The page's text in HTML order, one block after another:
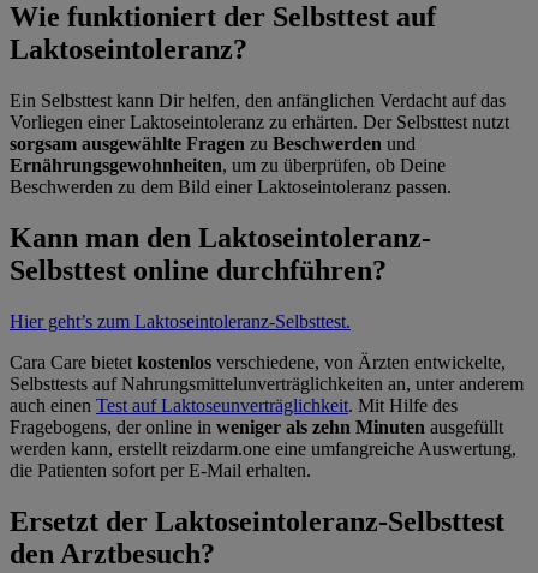
Wie funktioniert der Selbsttest auf
Laktoseintoleranz?
Ein Selbsttest kann Dir helfen, den anfänglichen Verdacht auf das
Vorliegen einer Laktoseintoleranz zu erhärten. Der Selbsttest nutzt
sorgsam ausgewählte Fragen zu Beschwerden und
Ernährungsgewohnheiten, um zu überprüfen, ob Deine
Beschwerden zu dem Bild einer Laktoseintoleranz passen.
Kann man den Laktoseintoleranz-
Selbsttest online durchführen?
Hier geht’s zum Laktoseintoleranz-Selbsttest.
Cara Care bietet kostenlos verschiedene, von Ärzten entwickelte,
Selbsttests auf Nahrungsmittelunverträglichkeiten an, unter anderem
auch einen Test auf Laktoseunverträglichkeit. Mit Hilfe des
Fragebogens, der online in weniger als zehn Minuten ausgefüllt
werden kann, erstellt reizdarm.one eine umfangreiche Auswertung,
die Patienten sofort per E-Mail erhalten.
Ersetzt der Laktoseintoleranz-Selbsttest
den Arztbesuch?